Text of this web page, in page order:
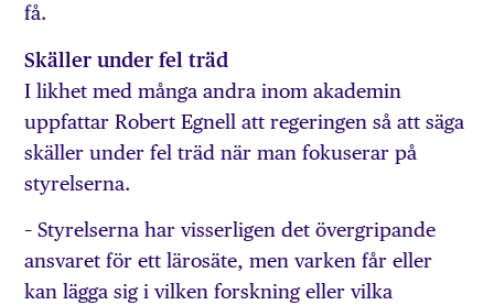
få.
Skäller under fel träd
I likhet med många andra inom akademin
uppfattar Robert Egnell att regeringen så att säga
skäller under fel träd när man fokuserar på
styrelserna.
– Styrelserna har visserligen det övergripande
ansvaret för ett lärosäte, men varken får eller
kan lägga sig i vilken forskning eller vilka